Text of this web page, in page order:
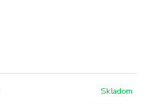
Skladom